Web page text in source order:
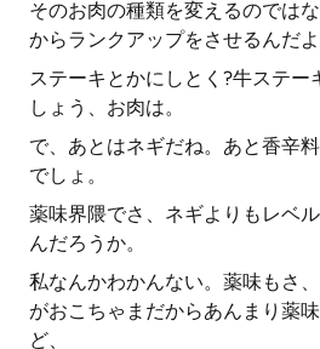
そのお肉の種類を変えるのでは
からランクアップをさせるんだよ
ステーキとかにしとく?牛ステー
しょう、お肉は。
で、あとはネギだね。あと香辛
でしょ。
薬味界隈でさ、ネギよりもレベ
んだろうか。
私なんかわかんない。薬味もさ
がおこちゃまだからあんまり薬
ど、